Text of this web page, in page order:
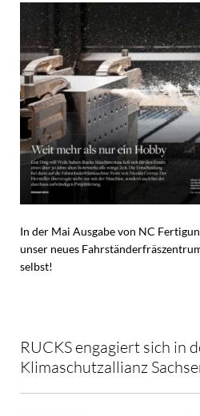
In der Mai Ausgabe von NC
unser neues
selbst!
RUCKS engagiert sich in
Klimaschutzallianz